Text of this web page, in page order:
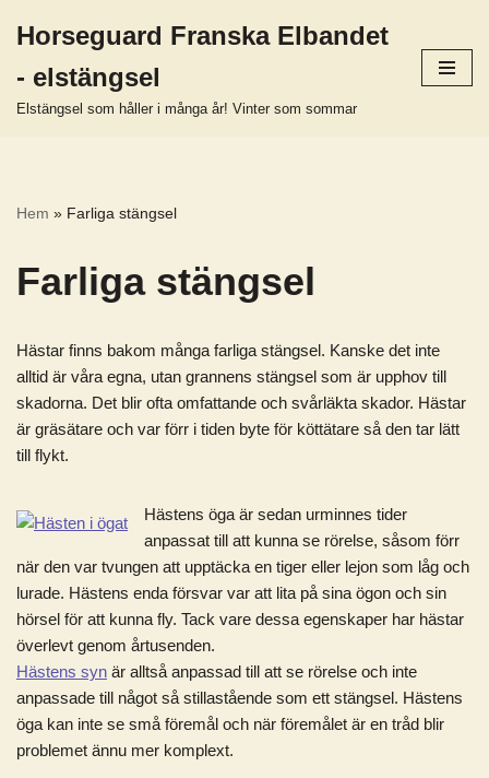
till
innehåll
Horseguard Franska Elbandet
- elstängsel
Elstängsel som håller i många år! Vinter som sommar
Hem » Farliga stängsel
Farliga stängsel
Hästar finns bakom många farliga stängsel. Kanske det inte
alltid är våra egna, utan grannens stängsel som är upphov till
skadorna. Det blir ofta omfattande och svårläkta skador. Hästar
är gräsätare och var förr i tiden byte för köttätare så den tar lätt
till flykt.
Hästens öga är sedan urminnes tider
anpassat till att kunna se rörelse, såsom förr
när den var tvungen att upptäcka en tiger eller lejon som låg och
lurade. Hästens enda försvar var att lita på sina ögon och sin
hörsel för att kunna fly. Tack vare dessa egenskaper har hästar
överlevt genom årtusenden.
Hästens syn är alltså anpassad till att se rörelse och inte
anpassade till något så stillastående som ett stängsel. Hästens
öga kan inte se små föremål och när föremålet är en tråd blir
problemet ännu mer komplext.